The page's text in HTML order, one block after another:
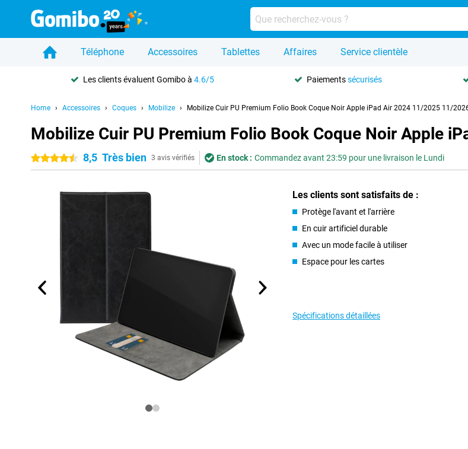
Téléphone Accessoires Tablettes Affaires Service clientèle
Les clients évaluent Gomibo à4.6/5 Paiementssécurisés
Home Accessoires Coques Mobilize Mobilize Cuir PU Premium Folio Book Coque Noir Apple iPad Air 2024 11/2025 11/
Mobilize Cuir PU Premium Folio Book Coque Noir Apple
4.5 étoiles8,5 Très bien 3 avis vérifiés En stock : Commandez avant 23:59 pour une livraison le Lundi
Les clients sont satisfaits de :
Protège l'avant et l'arrière
En cuir artificiel durable
Avec un mode facile à utiliser
Espace pour les cartes
Spécifications détaillées